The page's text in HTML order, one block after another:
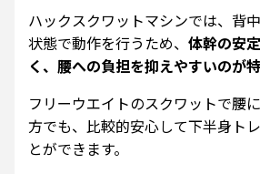
ハックスクワットマシンでは、背
状態で動作を行うため、 体幹の安
く、腰への負担を抑えやすいのが
フリーウエイトのスクワットで腰
方でも、比較的安心して下半身ト
とができます。